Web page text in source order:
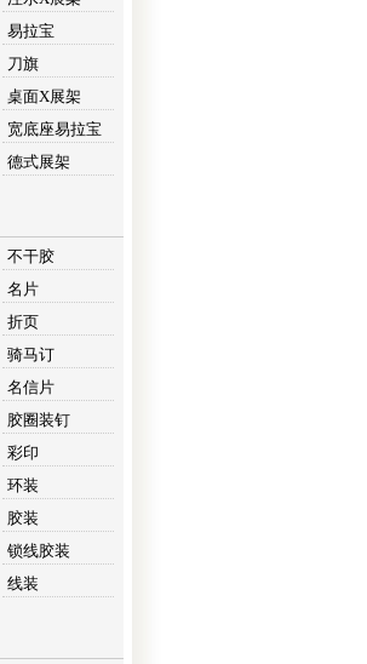
易拉宝
刀旗
桌面X展架
宽底座易拉宝
德式展架
不干胶
名片
折页
骑马订
名信片
胶圈装钉
彩印
环装
胶装
锁线胶装
线装